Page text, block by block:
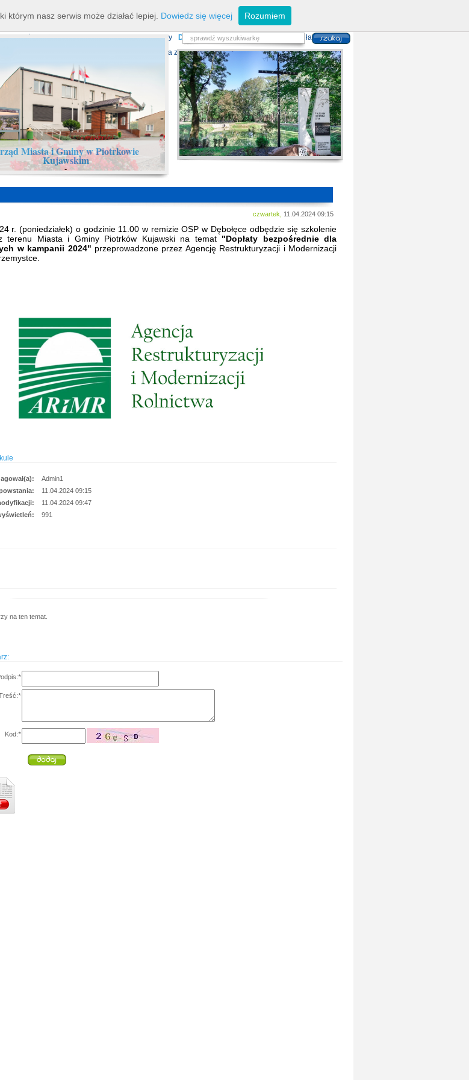
arządzanie kryzysowe
undusz Dróg Samorządowych ządowy Fundusz Rozwoju Dróg
lan zagospodarowania
Echo Piotrkowa - Informator Lokalny D ziałalność gospodarcza
odatki i opłaty lokalne
widencja zbiorów i usług danych przestrzennych
Miasta i Gminy w Piotrkowie
Kujawskim
-
czwartek, 11.04.2024 09:15
r. (poniedziałek) o godzinie 11.00 w remizie OSP w Dębołęce odbędzie się szkolenie
terenu Miasta i Gminy Piotrków Kujawski na temat "Dopłaty bezpośrednie dla
w kampanii 2024" przeprowadzone przez Agencję Restrukturyzacji i Modernizacji
Admin1
11.04.2024 09:15
11.04.2024 09:47
991
na ten temat.
*
*
Kod:*
którym nasz serwis może działać lepiej. Dowiedz się więcej Rozumiem